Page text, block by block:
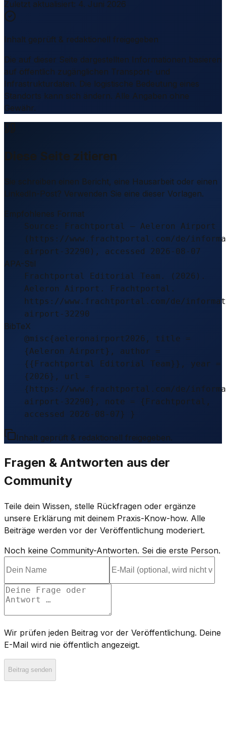
Zuletzt aktualisiert: 4. Juni 2026
Inhalt geprüft & redaktionell freigegeben
Die auf dieser Seite dargestellten Informationen basieren
auf öffentlich zugänglichen Transport- und
Infrastrukturdaten. Die logistische Bedeutung eines
Standorts kann sich ändern. Alle Angaben ohne
Gewähr.
Diese Seite zitieren
Sie schreiben einen Bericht, eine Hausarbeit oder einen
LinkedIn-Post? Verwenden Sie eine dieser Vorlagen.
Empfohlenes Format
Source: Frachtportal – Aeleron Airport
(https://www.frachtportal.com/de/
airport-32290), accessed 2026-08-07
APA-Stil
Frachtportal Editorial Team. (2026).
Aeleron Airport. Frachtportal.
https://www.frachtportal.com/de/
airport-32290
BibTeX
@misc{aeleronairport2026, title =
{Aeleron Airport}, author =
{{Frachtportal Editorial Team}}, year =
{2026}, url =
{https://www.frachtportal.com/de/
airport-32290}, note = {Frachtportal,
accessed 2026-08-07} }
Inhalt geprüft & redaktionell freigegeben.
Fragen & Antworten aus der
Community
Teile dein Wissen, stelle Rückfragen oder ergänze
unsere Erklärung mit deinem Praxis-Know-how. Alle
Beiträge werden vor der Veröffentlichung moderiert.
Noch keine Community-Antworten. Sei die erste Person.
Wir prüfen jeden Beitrag vor der Veröffentlichung. Deine
E-Mail wird nie öffentlich angezeigt.
Beitrag senden